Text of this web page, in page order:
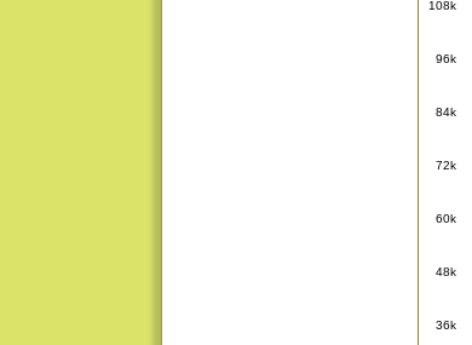
36k
48k
60k
72k
84k
96k
108k